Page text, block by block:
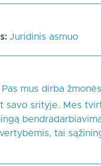
Juridinis asmuo
Pas mus dirba
savo srityje. Mes
tai